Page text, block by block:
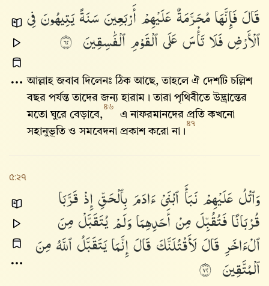
قَالَفَإِنَّهَامُحَرَّمَةٌعَلَيْهِمْأَرْبَعِينَسَنَةًيَتِيهُونَفِى
ٱلْأَرْضِفَلَاتَأْسَعَلَىٱلْقَوْمِٱلْفَٰسِقِينَ ٢٦
আল্লাহ জবাব দিলেনঃ ঠিক আছে, তাহলে ঐ দেশটি চল্লিশ
বছর পর্যন্ত তাদের জন্য হারাম। তারা পৃথিবীতে উদ্ভ্রান্তের
মতো ঘুরে বেড়াবে,
৪৬
এ নাফরমানদের প্রতি কখনো
সহানুভূতি ও সমবেদনা প্রকাশ করো না।
৪৭
৫:২৭
وَٱتْلُعَلَيْهِمْنَبَأَٱبْنَىْءَادَمَبِٱلْحَقِّإِذْقَرَّبَا
قُرْبَانًافَتُقُبِّلَمِنْأَحَدِهِمَاوَلَمْيُتَقَبَّلْمِنَ
ٱلْءَاخَرِقَالَلَأَقْتُلَنَّكَقَالَإِنَّمَايَتَقَبَّلُٱللَّهُمِنَ
ٱلْمُتَّقِينَ ٢٧